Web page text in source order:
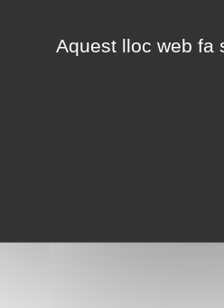
Aquest lloc web fa